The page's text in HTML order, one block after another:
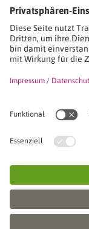
Stimmen unserer
Seminare
Seminardatenbank
Inhouseanfragen
Seminarreihen
VWA stellt sich vor
Unser SVWA-Team
Veranstaltungsorte